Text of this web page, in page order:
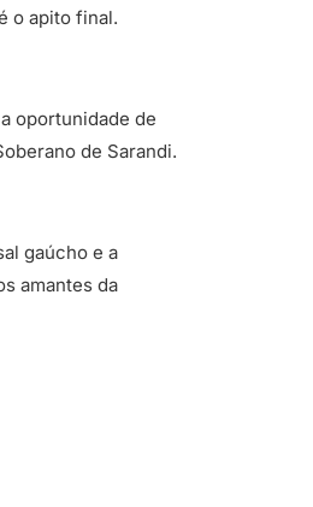
o apito final.
oportunidade de
de Sarandi.
gaúcho e a
amantes da